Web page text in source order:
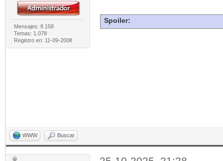
Mensajes: 8.158
Temas: 1.078
Registro en: 11-09-2008
Spoiler:
WWW Buscar